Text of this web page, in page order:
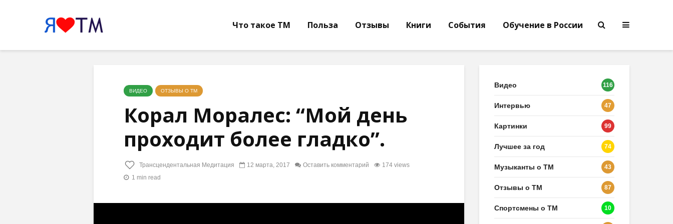
Что такое ТМ Польза Отзывы Книги События Обучение в России
ВИДЕО ОТЗЫВЫ О ТМ
Корал Моралес: “Мой день
проходит более гладко”.
Трансцендентальная Медитация 12 марта, 2017 Оставить комментарий
174 views
1 min read
Видео 116
Интервью 47
Картинки 99
Лучшее за год 74
Музыканты о ТМ 43
Отзывы о ТМ 87
Спортсмены о ТМ 10